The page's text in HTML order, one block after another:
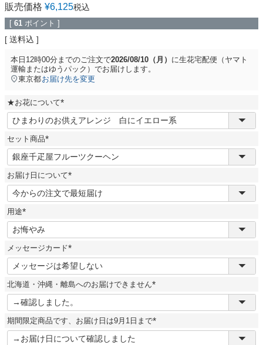
販売価格 ¥6,125税込
[ 61 ポイント ]
送料込
本日 12時00分 までのご注文で2026/08/10（月） に生花宅配便（ヤマト
運輸またはゆうパック） でお届けします。
東京都お届け先を変更
★お花について
(
必
須
セット商品
(
必
須
)
お届け日について
(
必
須
用途
(
必
須
)
メッセージカード
(
必
須
)
北海道・沖縄・離島へのお届けできません
(
須
)
期間限定商品です、お届け日は9月1日まで
(